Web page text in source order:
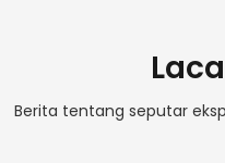
Berita tentang seputar